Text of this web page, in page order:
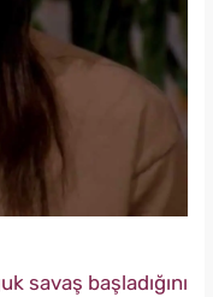
savaş başladığını